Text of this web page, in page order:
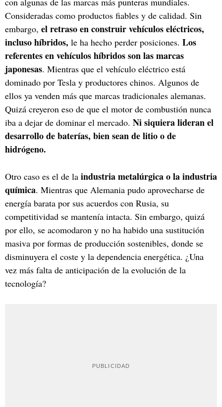
Consideradas como productos fiables y de calidad. Sin
embargo, el retraso en construir vehículos eléctricos,
incluso híbridos, le ha hecho perder posiciones. Los
referentes en vehículos híbridos son las marcas
japonesas. Mientras que el vehículo eléctrico está
dominado por Tesla y productores chinos. Algunos de
ellos ya venden más que marcas tradicionales alemanas.
Quizá creyeron eso de que el motor de combustión nunca
iba a dejar de dominar el mercado. Ni siquiera lideran el
desarrollo de baterías, bien sean de litio o de
hidrógeno.
Otro caso es el de la industria metalúrgica o la industria
química. Mientras que Alemania pudo aprovecharse de
energía barata por sus acuerdos con Rusia, su
competitividad se mantenía intacta. Sin embargo, quizá
por ello, se acomodaron y no ha habido una sustitución
masiva por formas de producción sostenibles, donde se
disminuyera el coste y la dependencia energética. ¿Una
vez más falta de anticipación de la evolución de la
tecnología?